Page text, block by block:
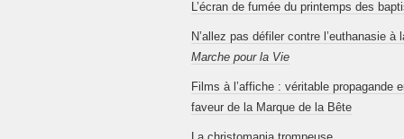
L’écran de fumée du printemps des
N’allez pas défiler contre l’euthanasie à
Marche pour la Vie
Films à l’affiche : véritable propagande
faveur de la Marque de la Bête